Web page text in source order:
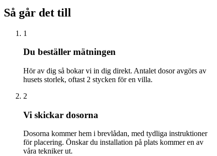
Så går det till
1
Du beställer mätningen
Hör av dig så bokar vi in dig direkt. Antalet dosor avgörs av
husets storlek, oftast 2 stycken för en villa.
2
Vi skickar dosorna
Dosorna kommer hem i brevlådan, med tydliga instruktioner
för placering. Önskar du installation på plats kommer en av
våra tekniker ut.